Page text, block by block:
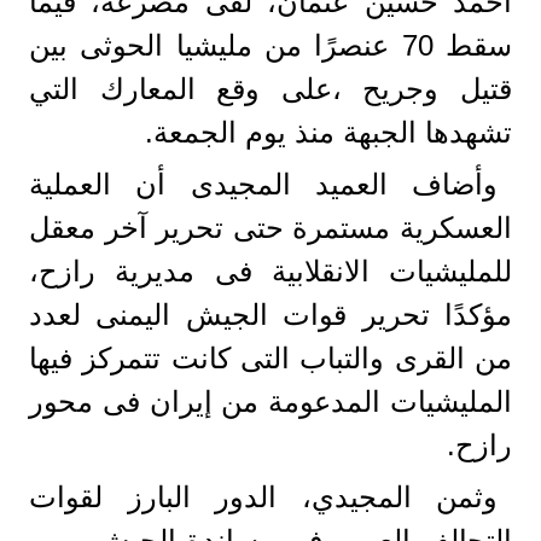
سقط 70 عنصرًا من مليشيا الحوثى بين
قتيل وجريح ،على وقع المعارك التي
تشهدها الجبهة منذ يوم الجمعة.
وأضاف العميد المجيدى أن العملية
العسكرية مستمرة حتى تحرير آخر معقل
للمليشيات الانقلابية فى مديرية رازح،
مؤكدًا تحرير قوات الجيش اليمنى لعدد
من القرى والتباب التى كانت تتمركز فيها
المليشيات المدعومة من إيران فى محور
رازح.
وثمن المجيدي، الدور البارز لقوات